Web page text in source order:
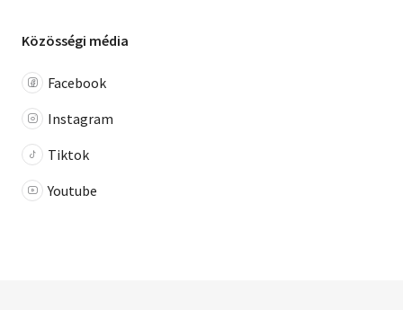
Közösségi média
Facebook
Instagram
Tiktok
Youtube